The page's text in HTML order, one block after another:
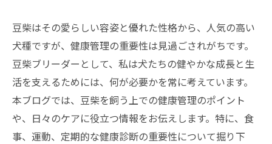
豆柴はその愛らしい容姿と優れた性格から、人気の高い
犬種ですが、健康管理の重要性は見過ごされがちです。
豆柴ブリーダーとして、私は犬たちの健やかな成長と生
活を支えるためには、何が必要かを常に考えています。
本ブログでは、豆柴を飼う上での健康管理のポイント
や、日々のケアに役立つ情報をお伝えします。特に、食
事、運動、定期的な健康診断の重要性について掘り下